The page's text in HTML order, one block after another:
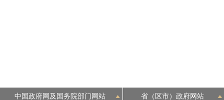
中国政府网及国务院部门网站 省（区市）政府网站